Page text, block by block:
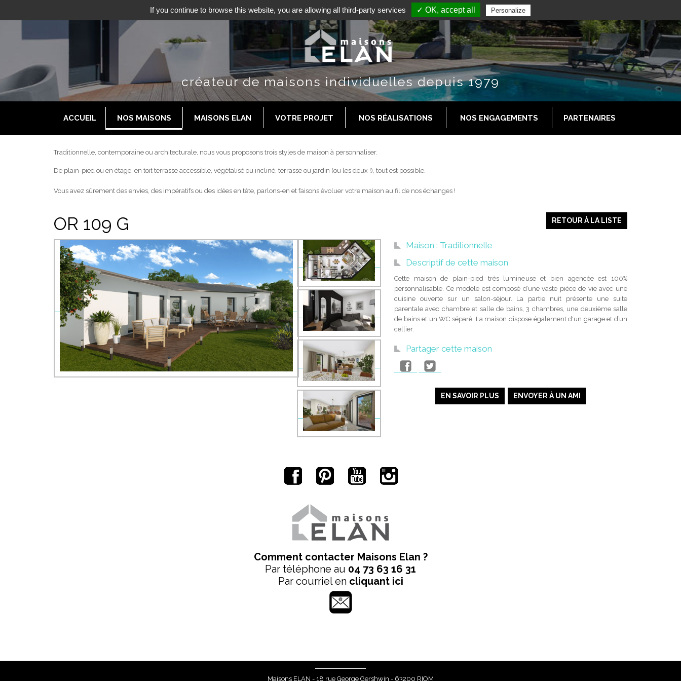
Formulaire de contactContactez-nous : 04 73 63 16 31
créateur de maisons individuelles depuis 1979
ACCUEIL NOS MAISONS MAISONS ELAN VOTRE PROJET NOS RÉALISATIONS NOS ENGAGEMENTS PARTENAIRES
Traditionnelle, contemporaine ou architecturale, nous vous proposons trois styles de maison à personnaliser.
De plain-pied ou en étage, en toit terrasse accessible, végétalisé ou incliné, terrasse ou jardin (ou les deux !), tout est possible.
Vous avez sûrement des envies, des impératifs ou des idées en tête, parlons-en et faisons évoluer votre maison au fil de nos échanges !
OR 109 G RETOUR À LA LISTE
Maison : Traditionnelle
Descriptif de cette maison
Cette maison de plain-pied très lumineuse et bien agencée est 100%
personnalisable. Ce modèle est composé d’une vaste pièce de vie avec une
cuisine ouverte sur un salon-séjour. La partie nuit présente une suite
parentale avec chambre et salle de bains, 3 chambres, une deuxième salle
de bains et un WC séparé. La maison dispose également d'un garage et d’un
cellier.
Partager cette maison
EN SAVOIR PLUS ENVOYER À UN AMI
Comment contacter Maisons Elan ?
Par téléphone au 04 73 63 16 31
Par courriel en cliquant ici
Maisons ELAN - 18 rue George Gershwin - 63200 RIOM
If you continue to browse this website, you are allowing all third-party services ✓ OK, accept all Personalize